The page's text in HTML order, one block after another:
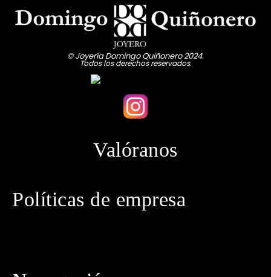
© Joyería Domingo Quiñonero 2024.
Todos los derechos reservados.
Valóranos
Políticas de empresa